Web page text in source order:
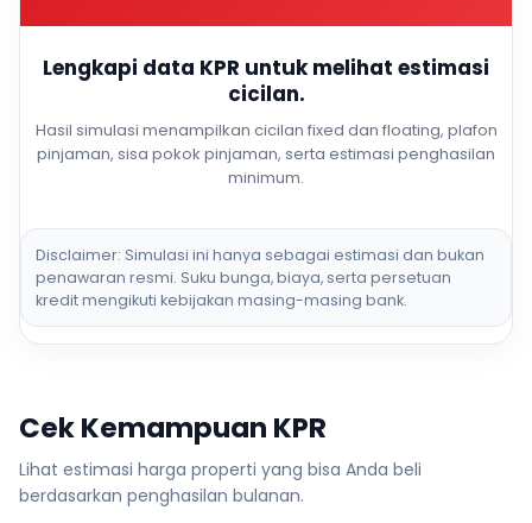
Lengkapi data KPR untuk melihat estimasi
cicilan.
Hasil simulasi menampilkan cicilan fixed dan floating, plafon
pinjaman, sisa pokok pinjaman, serta estimasi penghasilan
minimum.
Disclaimer: Simulasi ini hanya sebagai estimasi dan bukan
penawaran resmi. Suku bunga, biaya, serta persetuan
kredit mengikuti kebijakan masing-masing bank.
Cek Kemampuan KPR
Lihat estimasi harga properti yang bisa Anda beli
berdasarkan penghasilan bulanan.